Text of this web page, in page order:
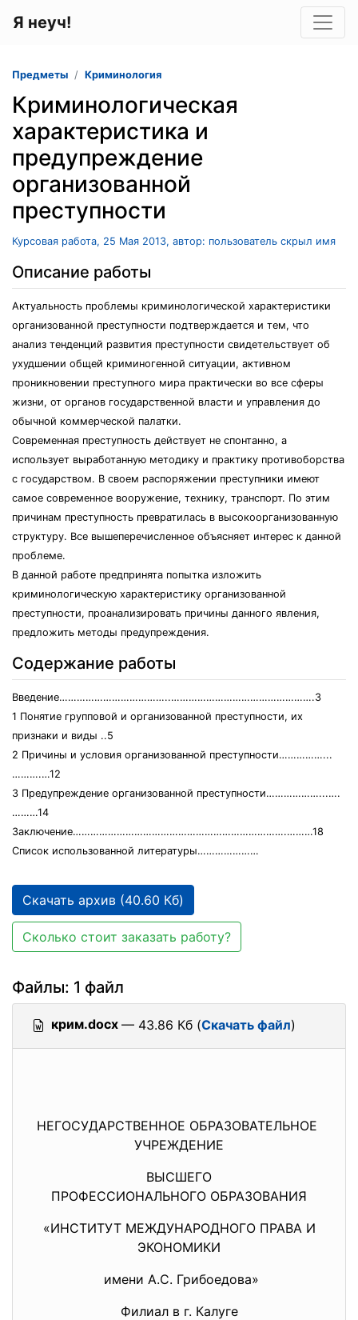
Я неуч!
Предметы Криминология
Криминологическая
характеристика и
предупреждение
организованной
преступности
Курсовая работа, 25 Мая 2013, автор: пользователь скрыл имя
Описание работы
Актуальность проблемы криминологической характеристики
организованной преступности подтверждается и тем, что
анализ тенденций развития преступности свидетельствует об
ухудшении общей криминогенной ситуации, активном
проникновении преступного мира практически во все сферы
жизни, от органов государственной власти и управления до
обычной коммерческой палатки.
Современная преступность действует не спонтанно, а
использует выработанную методику и практику противоборства
с государством. В своем распоряжении преступники имеют
самое современное вооружение, технику, транспорт. По этим
причинам преступность превратилась в высокоорганизованную
структуру. Все вышеперечисленное объясняет интерес к данной
проблеме.
В данной работе предпринята попытка изложить
криминологическую характеристику организованной
преступности, проанализировать причины данного явления,
предложить методы предупреждения.
Содержание работы
Введение………………………………..………………………………………….3
1 Понятие групповой и организованной преступности, их
признаки и виды ..5
2 Причины и условия организованной преступности……………...
……….…12
3 Предупреждение организованной преступности………………...….
………14
Заключение……………………………………………………………….………18
Список использованной литературы…………………
Скачать архив (40.60 Кб)
Сколько стоит заказать работу?
Файлы: 1 файл
крим.docx — 43.86 Кб (Скачать файл)
НЕГОСУДАРСТВЕННОЕ ОБРАЗОВАТЕЛЬНОЕ
УЧРЕЖДЕНИЕ
ВЫСШЕГО
ПРОФЕССИОНАЛЬНОГО ОБРАЗОВАНИЯ
«ИНСТИТУТ МЕЖДУНАРОДНОГО ПРАВА И
ЭКОНОМИКИ
имени А.С. Грибоедова»
Филиал в г. Калуге